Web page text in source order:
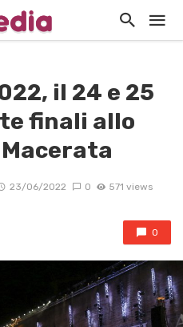
il 24 e 25
finali allo
23/06/2022 0 571 views
0